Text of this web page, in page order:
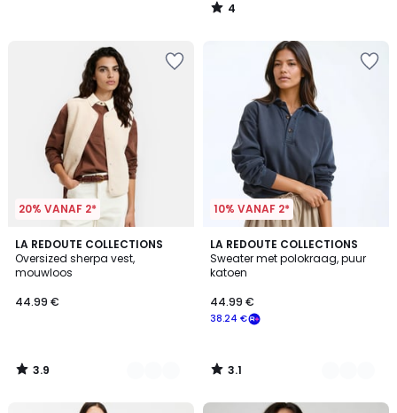
4
/
20% VANAF 2*
LA REDOUTE COLLECTIONS
Oversized sherpa vest,
mouwloos
44.99 €
3.9
/ 5
4
Kleuren
3.9
/
10% VANAF 2*
LA REDOUTE COLLECTIONS
Sweater met polokraag, puur
katoen
38.24 €
44.99 €
3.1
/
5
2
Kleuren
3.1
/